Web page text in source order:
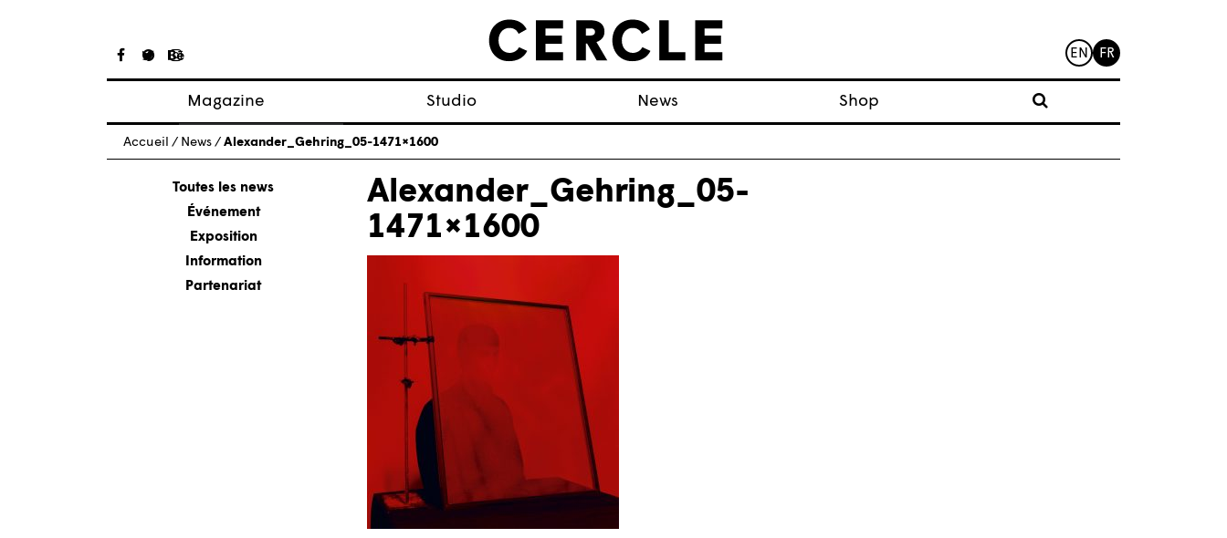
EN FR
Magazine
Articles
À propos
Numéros
Studio News Shop
Accueil / News / Alexander_Gehring_05-1471×1600
Toutes les news
Événement
Exposition
Information
Partenariat
Alexander_Gehring_05-
1471×1600